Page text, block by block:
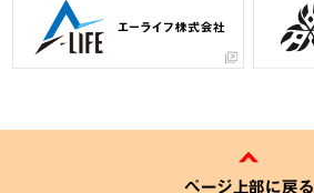
ページ上部に戻る